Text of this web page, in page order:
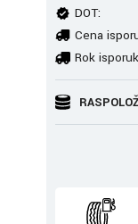
DOT:
Cena
Rok